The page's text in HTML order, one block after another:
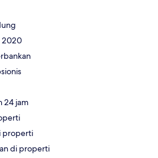
2020
24 jam
properti
di properti